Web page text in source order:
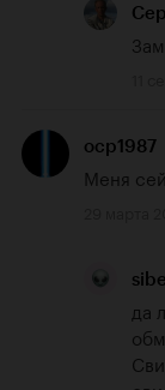
ocp1987
Меня
да